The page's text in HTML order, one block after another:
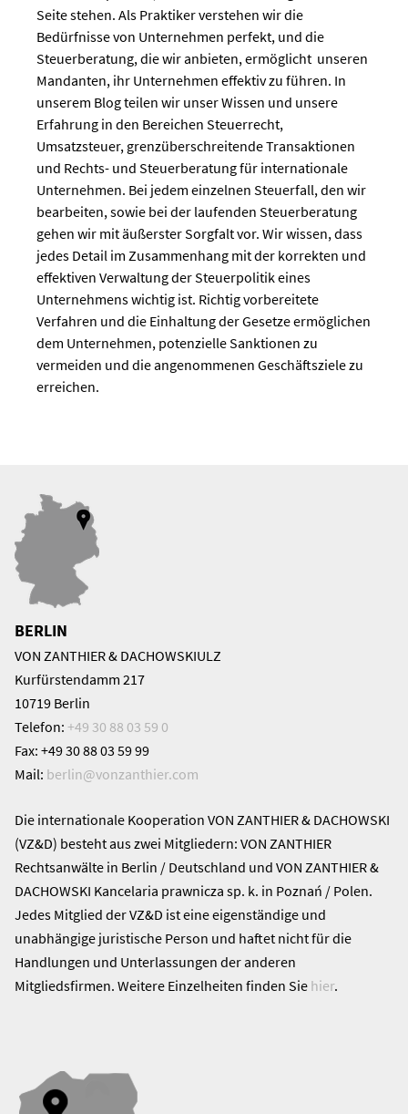
Seite stehen. Als Praktiker verstehen wir die
Bedürfnisse von Unternehmen perfekt, und die
Steuerberatung, die wir anbieten, ermöglicht unseren
Mandanten, ihr Unternehmen effektiv zu führen. In
unserem Blog teilen wir unser Wissen und unsere
Erfahrung in den Bereichen Steuerrecht,
Umsatzsteuer, grenzüberschreitende Transaktionen
und Rechts- und Steuerberatung für internationale
Unternehmen. Bei jedem einzelnen Steuerfall, den wir
bearbeiten, sowie bei der laufenden Steuerberatung
gehen wir mit äußerster Sorgfalt vor. Wir wissen, dass
jedes Detail im Zusammenhang mit der korrekten und
effektiven Verwaltung der Steuerpolitik eines
Unternehmens wichtig ist. Richtig vorbereitete
Verfahren und die Einhaltung der Gesetze ermöglichen
dem Unternehmen, potenzielle Sanktionen zu
vermeiden und die angenommenen Geschäftsziele zu
erreichen.
BERLIN
VON ZANTHIER & DACHOWSKIULZ
Kurfürstendamm 217
10719 Berlin
Telefon: +49 30 88 03 59 0
Fax: +49 30 88 03 59 99
Mail: berlin@vonzanthier.com
Die internationale Kooperation VON ZANTHIER & DACHOWSKI
(VZ&D) besteht aus zwei Mitgliedern: VON ZANTHIER
Rechtsanwälte in Berlin / Deutschland und VON ZANTHIER &
DACHOWSKI Kancelaria prawnicza sp. k. in Poznań / Polen.
Jedes Mitglied der VZ&D ist eine eigenständige und
unabhängige juristische Person und haftet nicht für die
Handlungen und Unterlassungen der anderen
Mitgliedsfirmen. Weitere Einzelheiten finden Sie hier.